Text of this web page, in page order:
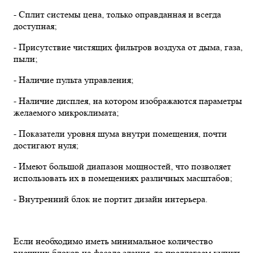
- Сплит системы цена, только оправданная и всегда
доступная;
- Присутствие чистящих фильтров воздуха от дыма, газа,
пыли;
- Наличие пульта управления;
- Наличие дисплея, на котором изображаются параметры
желаемого микроклимата;
- Показатели уровня шума внутри помещения, почти
достигают нуля;
- Имеют большой диапазон мощностей, что позволяет
использовать их в помещениях различных масштабов;
- Внутренний блок не портит дизайн интерьера.
Если необходимо иметь минимальное количество